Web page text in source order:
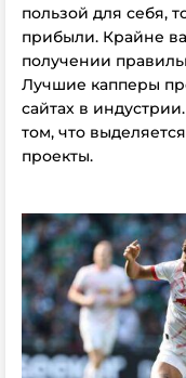
пользой для себя,
прибыли. Крайне
получении
Лучшие капперы
сайтах в
том, что
проекты.